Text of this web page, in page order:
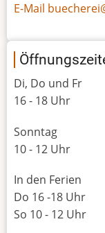
E-Mail
Di, Do und Fr
16 - 18 Uhr
Sonntag
10 - 12 Uhr
In den Ferien
Do 16 -18 Uhr
So 10 - 12 Uhr